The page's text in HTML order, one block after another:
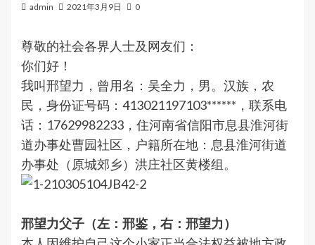
admin 2021年3月9日 0
尊敬的社会各界人士及网友们：
你们好！
我叫邢望力，曾用名：吴全力，男。汉族，农
民，身份证号码：413021197103******，联系电
话：17629982233，住河南省信阳市息县淮河街
道办事处曹园社区，户籍所在地：息县淮河街道
办事处（原城郊乡）洪庄社区黄楼组。
邢望力父子（左：邢鉴，右：邢望力）